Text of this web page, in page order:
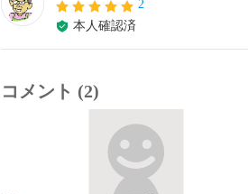
2
本人確認済
コメント (2)